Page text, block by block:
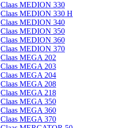
Claas MEDION 330
Claas MEDION 330 H
Claas MEDION 340
Claas MEDION 350
Claas MEDION 360
Claas MEDION 370
Claas MEGA 202
Claas MEGA 203
Claas MEGA 204
Claas MEGA 208
Claas MEGA 218
Claas MEGA 350
Claas MEGA 360
Claas MEGA 370